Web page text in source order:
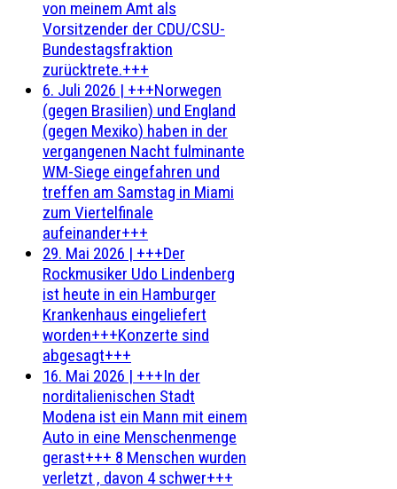
von meinem Amt als
Vorsitzender der CDU/CSU-
Bundestagsfraktion
zurücktrete.+++
6. Juli 2026 | +++Norwegen
(gegen Brasilien) und England
(gegen Mexiko) haben in der
vergangenen Nacht fulminante
WM-Siege eingefahren und
treffen am Samstag in Miami
zum Viertelfinale
aufeinander+++
29. Mai 2026 | +++Der
Rockmusiker Udo Lindenberg
ist heute in ein Hamburger
Krankenhaus eingeliefert
worden+++Konzerte sind
abgesagt+++
16. Mai 2026 | +++In der
norditalienischen Stadt
Modena ist ein Mann mit einem
Auto in eine Menschenmenge
gerast+++ 8 Menschen wurden
verletzt , davon 4 schwer+++